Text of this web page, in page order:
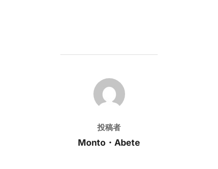
投稿者
投稿者
Monto・Abete